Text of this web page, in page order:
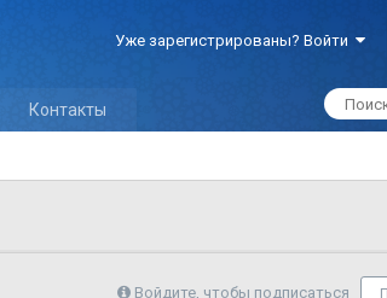
Уже зарегистрированы? Войти
Контакты
Войдите, чтобы подписаться